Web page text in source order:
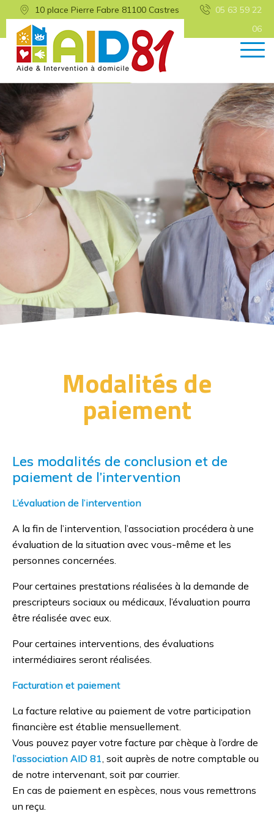
AID 81 Aide et Intervention à Domicile
Retour
Prestations
Demande d’intervention
Déroulement de l’intervention
Modalités de paiement
10 place Pierre Fabre 81100 Castres
05 63 59 22
06
Modalités de
paiement
Les modalités de conclusion et de
paiement de l’intervention
L’évaluation de l’intervention
A la fin de l’intervention, l’association procédera à une
évaluation de la situation avec vous-même et les
personnes concernées.
Pour certaines prestations réalisées à la demande de
prescripteurs sociaux ou médicaux, l’évaluation pourra
être réalisée avec eux.
Pour certaines interventions, des évaluations
intermédiaires seront réalisées.
Facturation et paiement
La facture relative au paiement de votre participation
financière est établie mensuellement.
Vous pouvez payer votre facture par chèque à l’ordre de
l’association AID 81, soit auprès de notre comptable ou
de notre intervenant, soit par courrier.
En cas de paiement en espèces, nous vous remettrons
un reçu.